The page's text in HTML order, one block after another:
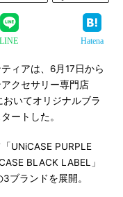
LINE Hatena
ィアは、6月17日から
クセサリー専門店
おいてオリジナルブラ
ートした。
UNiCASE PURPLE
BLACK LABEL」
3ブランドを展開。